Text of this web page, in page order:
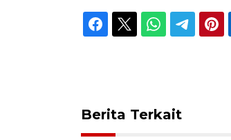
Berita Terkait